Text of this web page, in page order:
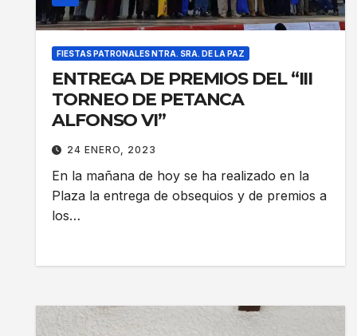
FIESTAS PATRONALES NTRA. SRA. DE LA PAZ
ENTREGA DE PREMIOS DEL “III
TORNEO DE PETANCA
ALFONSO VI”
24 ENERO, 2023
En la mañana de hoy se ha realizado en la
Plaza la entrega de obsequios y de premios a
los…